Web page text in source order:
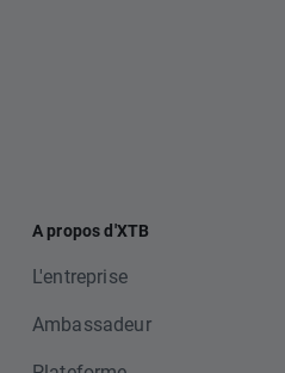
A propos d'XTB
L'entreprise
Ambassadeur